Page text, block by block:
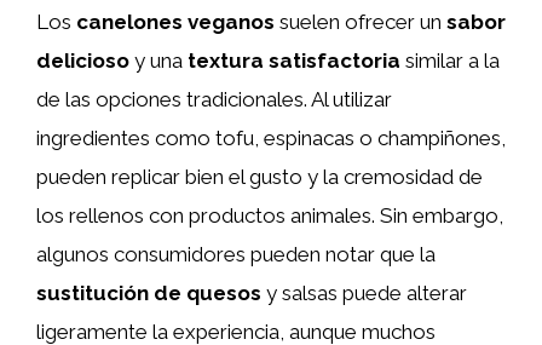
Los canelones veganos suelen ofrecer un sabor
delicioso y una textura satisfactoria similar a la
de las opciones tradicionales. Al utilizar
ingredientes como tofu, espinacas o champiñones,
pueden replicar bien el gusto y la cremosidad de
los rellenos con productos animales. Sin embargo,
algunos consumidores pueden notar que la
sustitución de quesos y salsas puede alterar
ligeramente la experiencia, aunque muchos